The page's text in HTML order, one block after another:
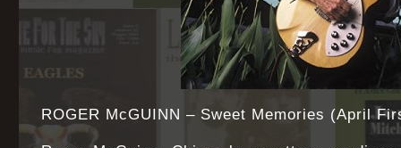
ROGER McGUINN – Sweet Memories (April